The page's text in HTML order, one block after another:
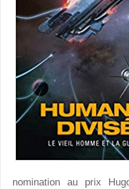
nomination au prix